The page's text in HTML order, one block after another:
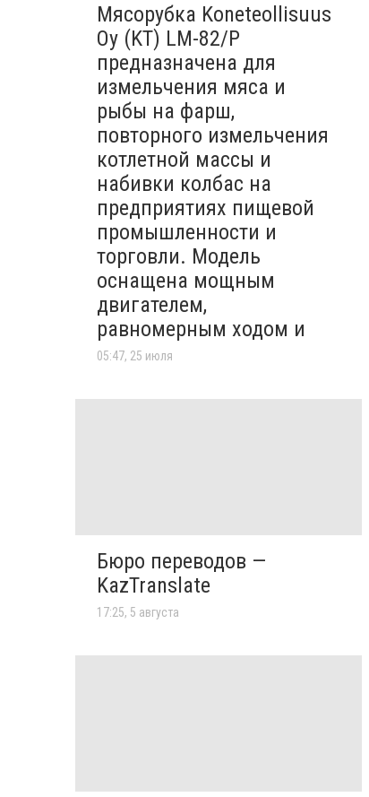
Мясорубка Koneteollisuus
Oy (KT)​ LM-82/P
предназначена для
измельчения мяса и
рыбы на фарш,
повторного измельчения
котлетной массы и
набивки колбас на
предприятиях пищевой
промышленности и
торговли. Модель
оснащена мощным
двигателем,
равномерным ходом и
05:47, 25 июля
Бюро переводов —
KazTranslate
17:25, 5 августа